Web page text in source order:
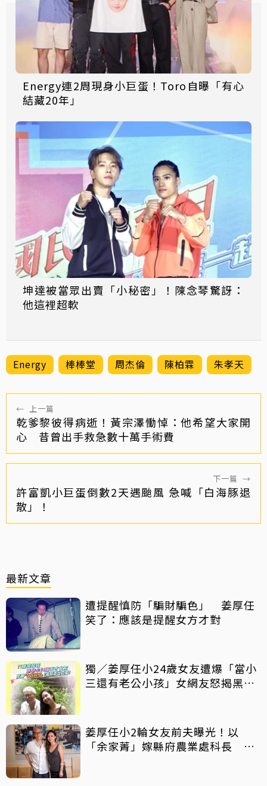
Energy連2周現身小巨蛋！Toro自曝「有心
結藏20年」
坤達被當眾出賣「小秘密」！陳念琴驚訝：
他這裡超軟
Energy 棒棒堂 周杰倫 陳柏霖 朱孝天
← 上一篇
乾爹黎彼得病逝！黃宗澤慟悼：他希望大家開
心 昔曾出手救急數十萬手術費
下一篇 →
許富凱小巨蛋倒數2天遇颱風 急喊「白海豚退
散」！
最新文章
遭提醒慎防「騙財騙色」 姜厚任
笑了：應該是提醒女方才對
獨／姜厚任小24歲女友遭爆「當小
三還有老公小孩」女網友怒揭黑歷
姜厚任小2輪女友前夫曝光！以
「余家菁」嫁縣府農業處科長 交